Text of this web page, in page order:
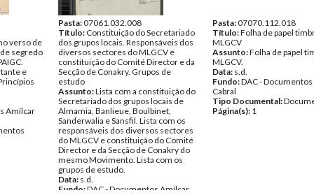
verso de
segredo
e
Amílcar
Pasta:07061.032.008
Título: Constituição do Secretariado
dos grupos locais. Responsáveis dos
diversos sectores do MLGCV e
constituição do Comité Director e da
Secção de Conakry. Grupos de
estudo
Assunto:Lista com a constituição do
Secretariado dos grupos locais de
Almamia, Banlieue, Boulbinet,
Sanderwalia e Sansfil. Lista com os
responsáveis dos diversos sectores
do MLGCV e constituição do Comité
Director e da Secção de Conakry do
mesmo Movimento. Lista com os
grupos de estudo.
Data: s.d.
Fundo:DAC - Documentos Amílcar
Pasta:07070.112.018
Título:Folha de papel
MLGCV
Assunto:Folha de papel
MLGCV.
Data: s.d.
Fundo:DAC -
Cabral
Tipo Documental:
Página(s): 1